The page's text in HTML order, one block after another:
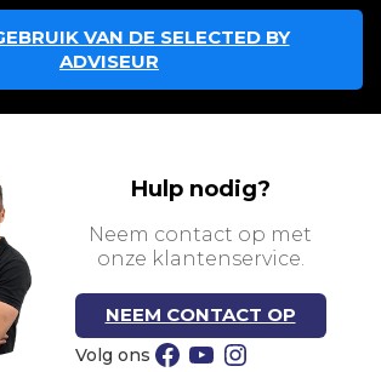
VAN DE SELECTED BY
ADVISEUR
Hulp nodig?
Neem contact op met
onze klantenservice.
NEEM CONTACT OP
Facebook YouTube Instagram